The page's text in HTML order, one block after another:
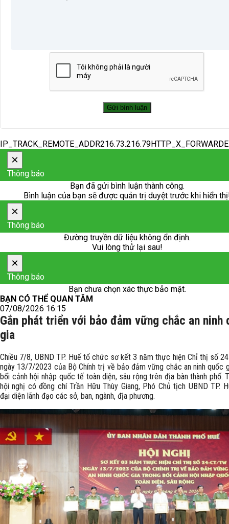
×
Thông báo
Bạn đã gửi bình luận thành công.
Bình luận của bạn sẽ được quản trị duyệt trước khi hiển
×
Thông báo
Đường truyền dữ liệu không ổn định.
Vui lòng thử lại sau!
×
Thông báo
Bạn chưa chọn xác thực bảo mật.
BẠN CÓ THỂ QUAN TÂM
07/08/2026 16:15
Gắn phát triển với bảo đảm vững chắc an ninh
gia
Chiều 7/8, UBND TP. Huế tổ chức sơ kết 3 năm thực hiện Chỉ thị số
ngày 13/7/2023 của Bộ Chính trị về bảo đảm vững chắc an ninh quốc
bối cảnh hội nhập quốc tế toàn diện, sâu rộng trên địa bàn thành phố.
hội nghị có đồng chí Trần Hữu Thùy Giang, Phó Chủ tịch UBND TP.
đại diện lãnh đạo các sở, ban, ngành, địa phương.